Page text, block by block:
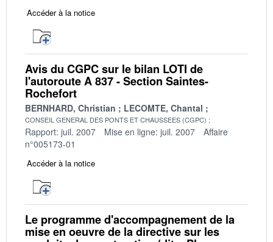
Accéder à la notice
Avis du CGPC sur le bilan LOTI de
l'autoroute A 837 - Section Saintes-
Rochefort
BERNHARD, Christian LECOMTE, Chantal
CONSEIL GENERAL DES PONTS ET CHAUSSEES (CGPC)
Rapport: juil. 2007 Mise en ligne: juil. 2007
Affaire
n°005173-01
Accéder à la notice
Le programme d'accompagnement de la
mise en oeuvre de la directive sur les